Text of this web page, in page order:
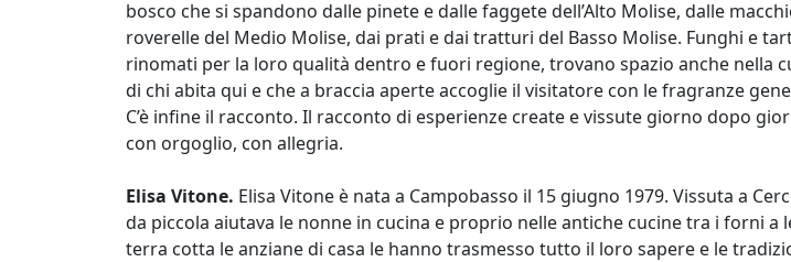
bosco che si spandono dalle pinete e dalle faggete dell’Alto Molise, dalle
roverelle del Medio Molise, dai prati e dai tratturi del Basso Molise. Funghi e
rinomati per la loro qualità dentro e fuori regione, trovano spazio anche nella
di chi abita qui e che a braccia aperte accoglie il visitatore con le fragranze
C’è infine il racconto. Il racconto di esperienze create e vissute giorno dopo
con orgoglio, con allegria.
Elisa Vitone. Elisa Vitone è nata a Campobasso il 15 giugno 1979. Vissuta a
da piccola aiutava le nonne in cucina e proprio nelle antiche cucine tra i forni a
terra cotta le anziane di casa le hanno trasmesso tutto il loro sapere e le